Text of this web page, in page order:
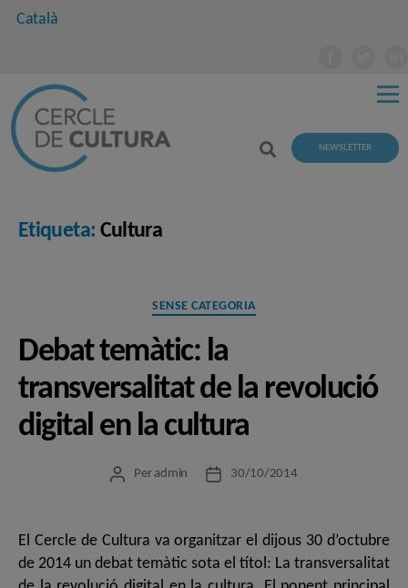
Català
NEWSLETTER
Etiqueta: Cultura
Categories
SENSE CATEGORIA
Debat temàtic: la
transversalitat de la revolució
digital en la cultura
Autor
Per admin
Data30/10/2014
El Cercle de Cultura va organitzar el dijous 30 d’octubre
de 2014 un debat temàtic sota el títol: La transversalitat